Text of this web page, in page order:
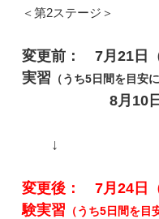
＜第2ステージ＞
変更前： 7月21日
実習 （うち5日間を目安に
8月10日（
↓
変更後： 7月24日
験実習 （うち5日間を目